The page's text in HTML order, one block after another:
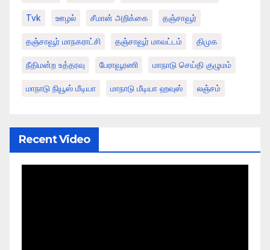
Tvk ஊழல் சீமான் அறிக்கை தஞ்சாவூர்
தஞ்சாவூர் மாநகராட்சி தஞ்சாவூர் மாவட்டம் திமுக
நீதிமன்ற உத்தரவு பேராவூரணி மாநாடு செய்தி குழுமம்
மாநாடு நியூஸ் மீடியா மாநாடு மீடியா ஹவுஸ் லஞ்சம்
Recent Video